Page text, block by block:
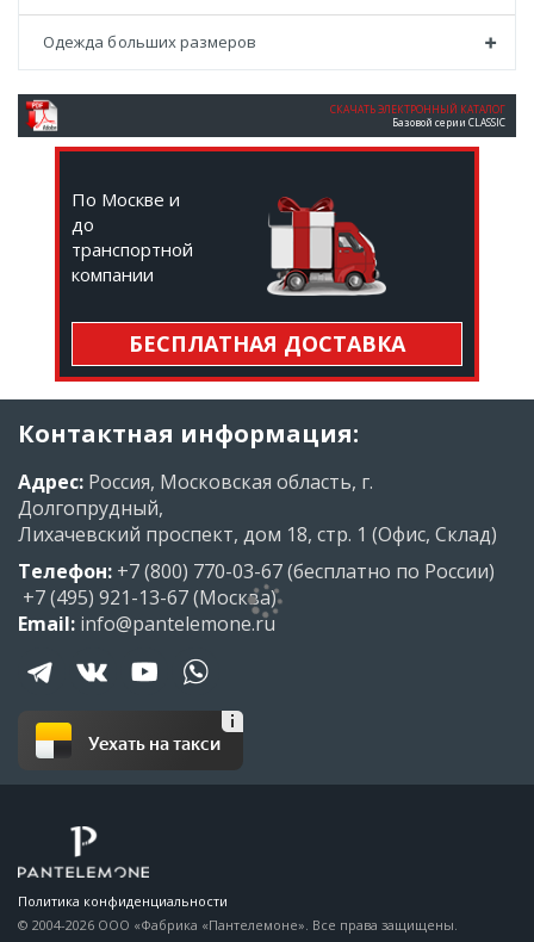
Одежда больших размеров
СКАЧАТЬ ЭЛЕКТРОННЫЙ КАТАЛОГ
Базовой серии CLASSIC
По Москве и
до
транспортной
компании
БЕСПЛАТНАЯ ДОСТАВКА
Контактная информация:
Адрес: Россия, Московская область, г.
Долгопрудный,
Лихачевский проспект, дом 18, стр. 1 (Офис, Склад)
Телефон: +7 (800) 770-03-67(бесплатно по России)
+7 (495) 921-13-67(Москва)
Email: info@pantelemone.ru
Уехать на такси
Политика конфиденциальности
© 2004-2026 ООО «Фабрика «Пантелемоне». Все права защищены.